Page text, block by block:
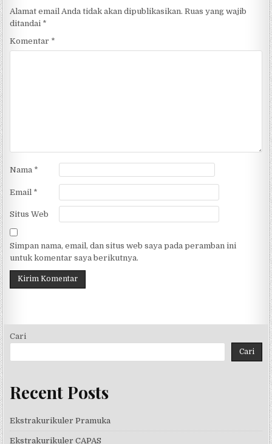
Alamat email Anda tidak akan dipublikasikan. Ruas yang wajib
ditandai *
Komentar *
Nama *
Email *
Situs Web
Simpan nama, email, dan situs web saya pada peramban ini
untuk komentar saya berikutnya.
Cari
Cari
Recent Posts
Ekstrakurikuler Pramuka
Ekstrakurikuler CAPAS